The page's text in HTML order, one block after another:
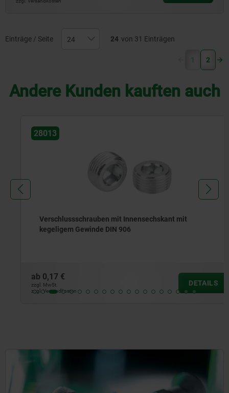
Einträge / Seite 24 von 31 Einträgen
1 (current)
2
Andere Kunden kauften auch
28013
Verschlussschrauben mit Innensechskant mit
kegeligem Gewinde DIN 906
0,17 €
zzgl. MwSt.
zzgl. Versandkosten
DETAILS